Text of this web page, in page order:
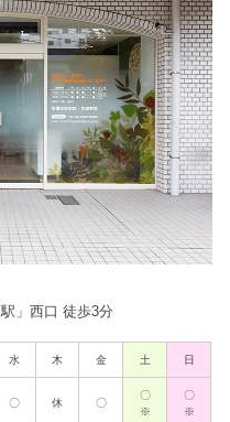
」西口 徒歩3分
水 木 金 土 日
〇 休 〇
〇
※
〇
※